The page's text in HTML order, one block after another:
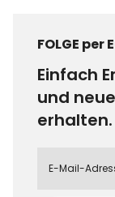
FOLGE per
Einfach
und
erhalten.